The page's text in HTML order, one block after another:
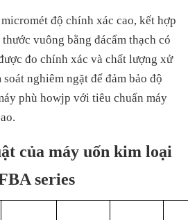
độ chính xác cao, kết hợp
vuông bằng đácẩm thạch có
đo chính xác và chất lượng xử
nghiêm ngặt để đảm bảo độ
phù howjp với tiêu chuẩn máy
của máy uốn kim loại
series